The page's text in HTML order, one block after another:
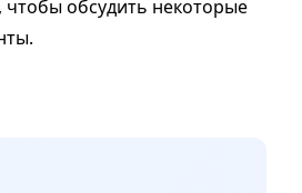
обсудить некоторые